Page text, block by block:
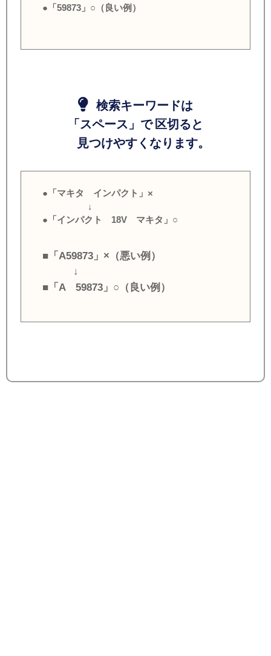
●「59873」○（良い例）
検索キーワードは
「スペース」で 区切ると
見つけやすくなります。
●「マキタ インパクト」×
↓
●「インパクト 18V マキタ」○
■「A59873」×（悪い例）
↓
■「A 59873」○（良い例）